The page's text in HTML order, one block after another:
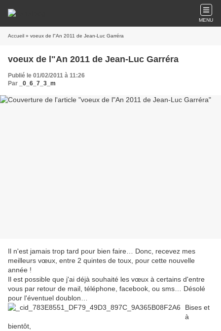
MENU
Accueil » voeux de l"An 2011 de Jean-Luc Garréra
voeux de l"An 2011 de Jean-Luc Garréra
Publié le 01/02/2011 à 11:26
Par
_0_6_7_3_m
Il n'est jamais trop tard pour bien faire… Donc, recevez mes
meilleurs vœux, entre 2 quintes de toux, pour cette nouvelle
année !
Il est possible que j'ai déjà souhaité les vœux à certains d'entre
vous par retour de mail, téléphone, facebook, ou sms… Désolé
pour l'éventuel doublon…
Bises et
à
bientôt,